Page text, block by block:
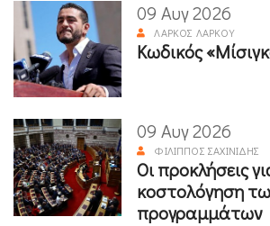
09 Αυγ 2026
ΛΆΡΚΟΣ ΛΆΡΚΟΥ
Κωδικός
09 Αυγ 2026
ΦΊΛΙΠΠΟΣ ΣΑΧΙΝΊΔΗΣ
Οι προκλήσεις
κοστολόγηση
προγραμμάτων